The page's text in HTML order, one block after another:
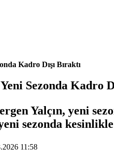
Kadro Dışı Bıraktı
Sezonda Kadro
Yalçın, yeni
sezonda
11:58